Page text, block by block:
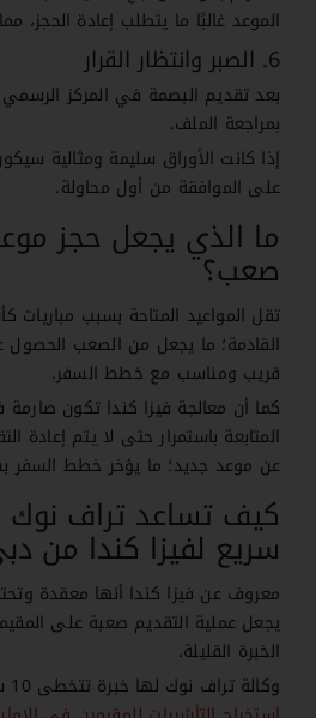
الموعد غالبًا ما يتطلب إعادة الحجز،
6. الصبر وانتظار القرار
بعد تقديم البصمة في المركز الرسمي
بمراجعة الملف.
إذا كانت الأوراق سليمة ومثالية
على الموافقة من أول محاولة.
ما الذي يجعل حجز
صعب؟
تقل المواعيد المتاحة بسبب مباريات
القادمة؛ ما يجعل من الصعب الحصول
قريب ومناسب مع خطط السفر.
كما أن معالجة فيزا كندا تكون صارمة
المتابعة باستمرار حتى لا يتم إعادة
عن موعد جديد؛ ما يؤخر خطط
كيف تساعد تراف
سريع لفيزا كندا من
معروف عن فيزا كندا أنها معقدة
يجعل عملية التقديم صعبة على
الخبرة القليلة.
وكالة تراف نوك لها خبرة تتخطى 10 سنوات في مجال